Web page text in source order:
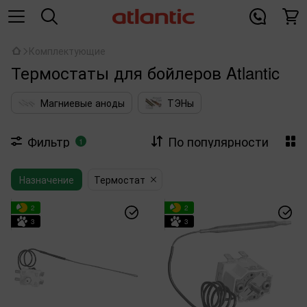
Комплектующие
Термостаты для бойлеров Atlantic
Магниевые аноды ТЭНы
Фильтр 1 По популярности
Назначение Термостат
2
3
2
3